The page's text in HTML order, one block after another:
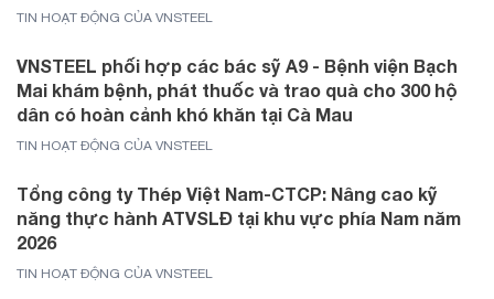
TIN HOẠT ĐỘNG CỦA VNSTEEL
VNSTEEL phối hợp các bác sỹ A9 - Bệnh viện Bạch
Mai khám bệnh, phát thuốc và trao quà cho 300 hộ
dân có hoàn cảnh khó khăn tại Cà Mau
TIN HOẠT ĐỘNG CỦA VNSTEEL
Tổng công ty Thép Việt Nam-CTCP: Nâng cao kỹ
năng thực hành ATVSLĐ tại khu vực phía Nam năm
2026
TIN HOẠT ĐỘNG CỦA VNSTEEL